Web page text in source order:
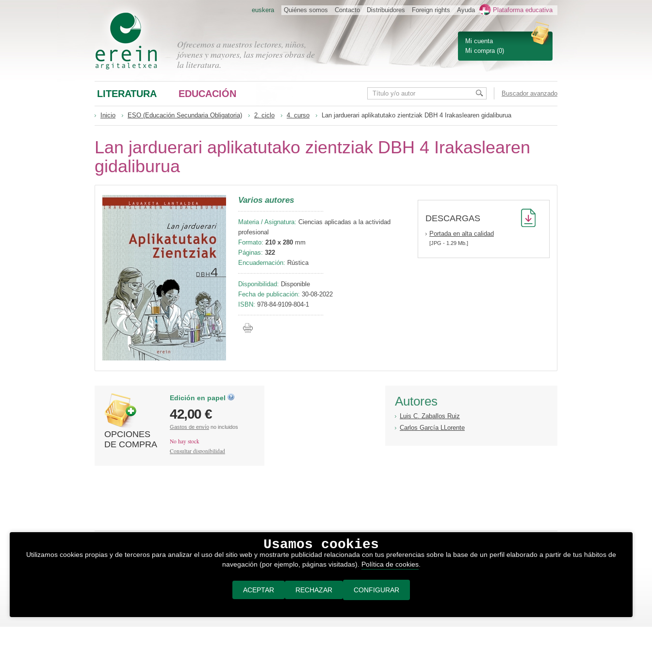
Mi cuenta
Mi compra (0)
Ofrecemos a nuestros lectores, niños,
jóvenes y mayores, las mejores obras de
la literatura.
Quiénes somos Contacto Distribuidores Foreign rights Ayuda Plataforma educativa
euskera
LITERATURA EDUCACIÓN Buscador avanzado
Inicio ESO (Educación Secundaria Obligatoria) 2. ciclo 4. curso Lan jarduerari aplikatutako zientziak DBH 4 Irakaslearen gidaliburua
Lan jarduerari aplikatutako zientziak DBH 4 Irakaslearen
gidaliburua
Varios autores
Materia / Asignatura: Ciencias aplicadas a la actividad
profesional
Formato: 210 x 280 mm
Páginas: 322
Encuadernación: Rústica
Disponibilidad: Disponible
Fecha de publicación: 30-08-2022
ISBN: 978-84-9109-804-1
DESCARGAS
Portada en alta calidad
[JPG - 1.29 Mb.]
OPCIONES
DE COMPRA
Edición en papel
42,00 €
Gastos de envío no incluidos
No hay stock
Consultar disponibilidad
Autores
Luis C. Zaballos Ruiz
Carlos García LLorente
Tolosa etorbidea 107.
Aviso legal y política de privacidad
Política de Cookies
Condiciones generales de venta
Usamos cookies
Utilizamos cookies propias y de terceros para analizar el uso del sitio web y mostrarte publicidad relacionada con tus preferencias sobre la base de un perfil elaborado a partir de tus hábitos de
navegación (por ejemplo, páginas visitadas). Política de cookies.
CONFIGURAR
RECHAZAR
ACEPTAR